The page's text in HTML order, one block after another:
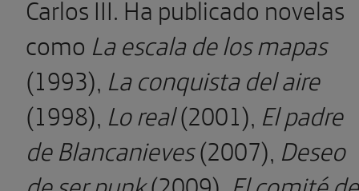
Carlos III. Ha publicado novelas
como La escala de los mapas
(1993), La conquista del aire
(1998), Lo real(2001), El padre
de Blancanieves(2007), Deseo